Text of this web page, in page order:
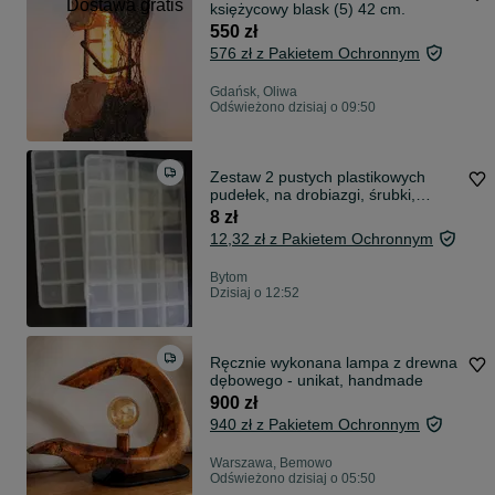
Dostawa gratis
księżycowy blask (5) 42 cm.
550 zł
576 zł z Pakietem Ochronnym
Gdańsk, Oliwa
Odświeżono dzisiaj o 09:50
Zestaw 2 pustych plastikowych
pudełek, na drobiazgi, śrubki,
materiały
8 zł
12,32 zł z Pakietem Ochronnym
Bytom
Dzisiaj o 12:52
Ręcznie wykonana lampa z drewna
dębowego - unikat, handmade
900 zł
940 zł z Pakietem Ochronnym
Warszawa, Bemowo
Odświeżono dzisiaj o 05:50